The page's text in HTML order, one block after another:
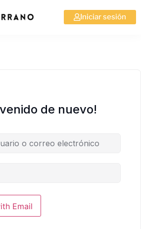
Iniciar sesión
de nuevo!
Email